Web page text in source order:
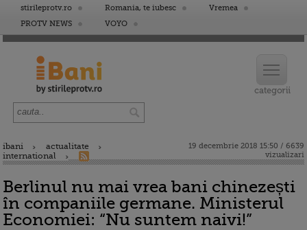
stirileprotv.ro Romania, te iubesc
Vremea
PROTV NEWS
VOYO
ibani
actualitate
international
19 decembrie 2018 15:50 / 6639
vizualizari
Berlinul nu mai vrea bani chinezești
în companiile germane. Ministerul
Economiei: “Nu suntem naivi!”